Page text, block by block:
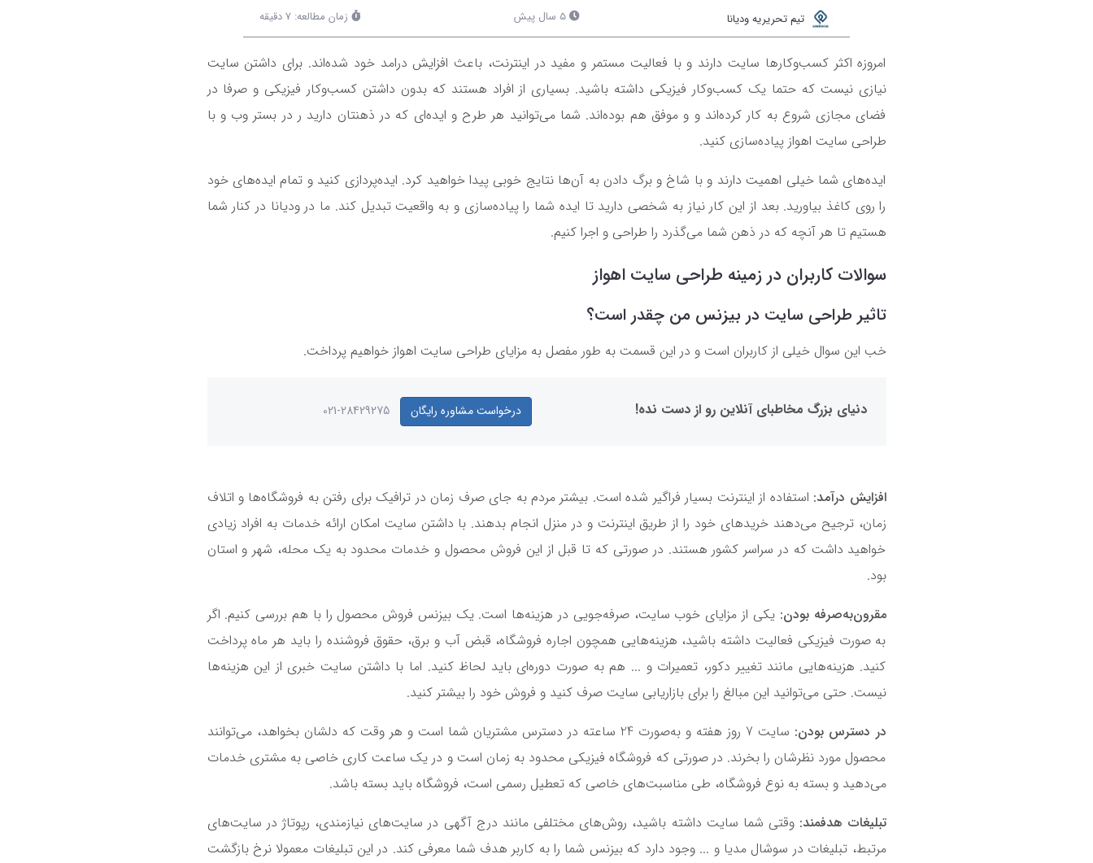
تیم تحریریه ودیانا 5 سال پیش زمان مطالعه: 7 دقیقه
امروزه اکثر کسب‌وکارها سایت دارند و با فعالیت مستمر و مفید در اینترنت، باعث افزایش درامد خود شده‌اند. برای داشتن سایت
نیازی نیست که حتما یک کسب‌وکار فیزیکی داشته باشید. بسیاری از افراد هستند که بدون داشتن کسب‌وکار فیزیکی و صرفا در
فضای مجازی شروع به کار کرده‌اند و و موفق هم بوده‌اند. شما می‌توانید هر طرح و ایده‌ای که در ذهنتان دارید ر در بستر وب و با
طراحی سایت اهواز پیاده‌سازی کنید.
ایده‌های شما خیلی اهمیت دارند و با شاخ و برگ دادن به آن‌ها نتایج خوبی پیدا خواهید کرد. ایده‌پردازی کنید و تمام ایده‌های خود
را روی کاغذ بیاورید. بعد از این کار نیاز به شخصی دارید تا ایده شما را پیاده‌سازی و به واقعیت تبدیل کند. ما در ودیانا در کنار شما
هستیم تا هر آنچه که در ذهن شما می‌گذرد را طراحی و اجرا کنیم.
سوالات کاربران در زمینه طراحی سایت اهواز
تاثیر طراحی سایت در بیزنس من چقدر است؟
خب این سوال خیلی از کاربران است و در این قسمت به طور مفصل به مزایای طراحی سایت اهواز خواهیم پرداخت.
دنیای بزرگ مخاطبای آنلاین رو از دست نده! درخواست مشاوره رایگان 021-28429275
افزایش درآمد: استفاده از اینترنت بسیار فراگیر شده است. بیشتر مردم به جای صرف زمان در ترافیک برای رفتن به فروشگاه‌ها و اتلاف
زمان، ترجیح می‌دهند خریدهای خود را از طریق اینترنت و در منزل انجام بدهند. با داشتن سایت امکان ارائه خدمات به افراد زیادی
خواهید داشت که در سراسر کشور هستند. در صورتی که تا قبل از این فروش محصول و خدمات محدود به یک محله، شهر و استان
بود.
مقرون‌به‌صرفه بودن: یکی از مزایای خوب سایت، صرفه‌جویی در هزینه‌ها است. یک بیزنس فروش محصول را با هم بررسی کنیم. اگر
به صورت فیزیکی فعالیت داشته باشید، هزینه‌هایی همچون اجاره فروشگاه، قبض آب و برق، حقوق فروشنده را باید هر ماه پرداخت
کنید. هزینه‌هایی مانند تغییر دکور، تعمیرات و ... هم به صورت دوره‌ای باید لحاظ کنید. اما با داشتن سایت خبری از این هزینه‌ها
نیست. حتی می‌توانید این مبالغ را برای بازاریابی سایت صرف کنید و فروش خود را بیشتر کنید.
در دسترس بودن:
سایت 7 روز هفته و به‌صورت 24 ساعته در دسترس مشتریان شما است و هر وقت که دلشان بخواهد، می‌توانند
محصول مورد نظرشان را بخرند. در صورتی که فروشگاه فیزیکی محدود به زمان است و در یک ساعت کاری خاصی به مشتری خدمات
می‌دهید و بسته به نوع فروشگاه، طی مناسبت‌های خاصی که تعطیل رسمی است، فروشگاه باید بسته باشد.
تبلیغات هدفمند: وقتی شما سایت داشته باشید، روش‌های مختلفی مانند درج آگهی در سایت‌های نیازمندی، رپوتاژ در سایت‌های
مرتبط، تبلیغات در سوشال مدیا و ... وجود دارد که بیزنس شما را به کاربر هدف شما معرفی کند. در این تبلیغات معمولا نرخ بازگشت